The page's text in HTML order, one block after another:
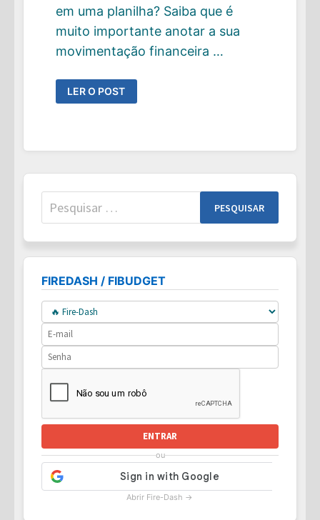
em uma planilha? Saiba que é
muito importante anotar a sua
movimentação financeira …
GUEST
POST:
5
VOCÊ
DESTRUINDO
FINANÇAS
LER O POST
Pesquisar
por:
FIREDASH / FIBUDGET
ENTRAR
ou
Abrir Fire-Dash →